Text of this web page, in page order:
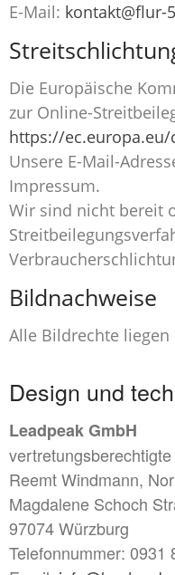
E-Mail: kontakt@flur-
Die Europäische
zur Online-
https://
Unsere E-Mail-
Impressum.
Wir sind nicht bereit
Bildnachweise
Alle Bildrechte
Design und
Leadpeak GmbH
Reemt Windmann,
Magdalene Schoch
97074 Würzburg
Telefonnummer: 0931